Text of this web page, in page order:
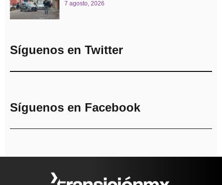
7 agosto, 2026
Síguenos en Twitter
Síguenos en Facebook